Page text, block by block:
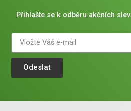
Přihlašte se k odběru akčních
Odeslat